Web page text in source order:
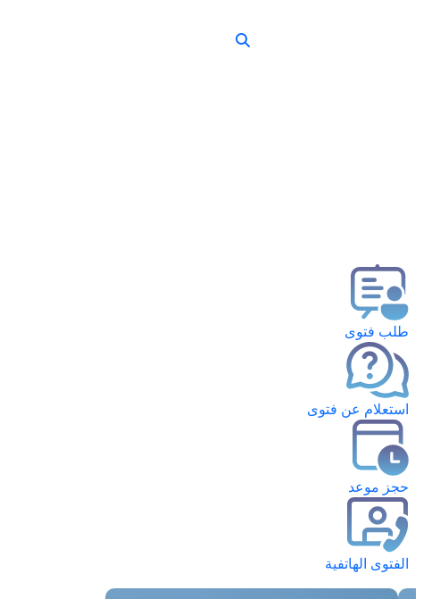
طلب فتوى
استعلام عن فتوى
حجز موعد
الفتوى الهاتفية